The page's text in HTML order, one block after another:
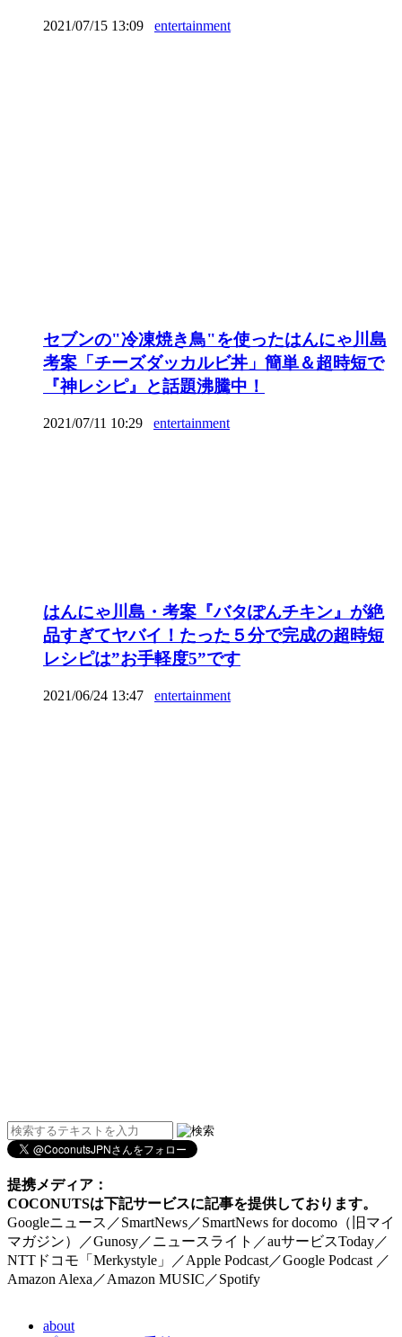
2021/07/15 13:09 entertainment
セブンの"冷凍焼き鳥"を使ったはんにゃ川島
考案「チーズダッカルビ丼」簡単＆超時短で
『神レシピ』と話題沸騰中！
2021/07/11 10:29 entertainment
はんにゃ川島・考案『バタぽんチキン』が絶
品すぎてヤバイ！たった５分で完成の超時短
レシピは”お手軽度5”です
2021/06/24 13:47 entertainment
提携メディア：
COCONUTSは下記サービスに記事を提供しております。
Googleニュース／SmartNews／SmartNews for docomo（旧マイ
マガジン）／Gunosy／ニュースライト／auサービスToday／
NTTドコモ「Merkystyle」／Apple Podcast／Google Podcast ／
Amazon Alexa／Amazon MUSIC／Spotify
about